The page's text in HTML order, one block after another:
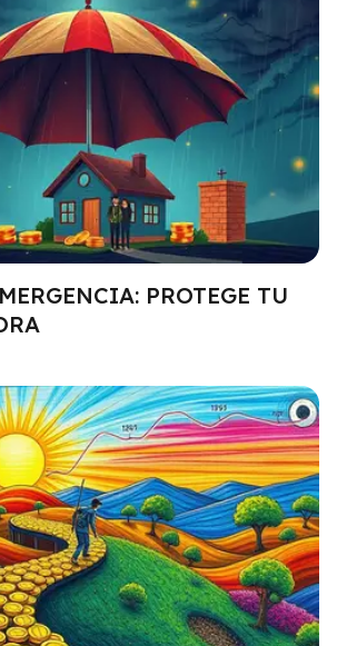
PROTEGE TU